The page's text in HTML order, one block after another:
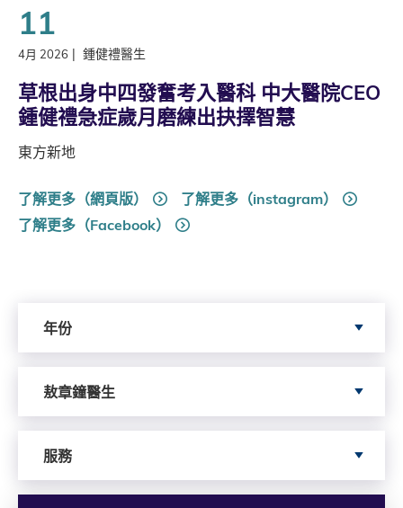
11
4月 2026 | 鍾健禮醫生
草根出身中四發奮考入醫科 中大醫院CEO
鍾健禮急症歲月磨練出抉擇智慧
東方新地
了解更多（網頁版）
了解更多（instagram）
了解更多（Facebook）
年份
敖章鐘醫生
服務